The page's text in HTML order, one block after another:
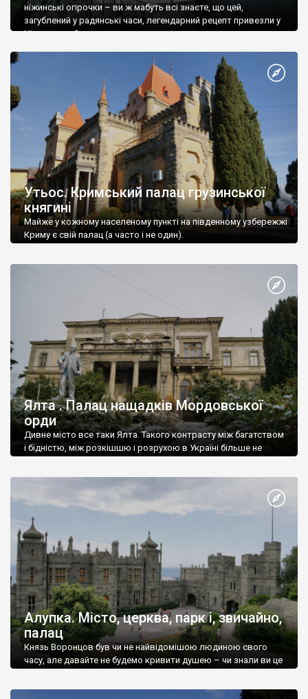
ніжинські огірочки – ви ж мабуть всі знаєте, що цей,
загублений у радянські часи, легендарний рецепт привезли у
Ніжин греки?
Утьос. Кримський палац грузинської
княгині
Майже у кожному населеному пункті на південному узбережжі
Криму є свій палац (а часто і не один).
Ялта . Палац нащадків Мордовської
орди
Дивне місто все таки Ялта. Такого контрасту між багатством
і бідністю, між розкішшю і розрухою в Україні більше не
Алупка. Місто, церква, парк і, звичайно,
палац
Князь Воронцов був чи не найвідомішою людиною свого
часу, але давайте не будемо кривити душею – чи знали ви це